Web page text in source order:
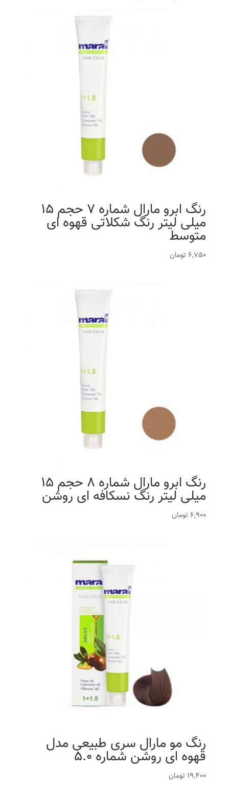
رنگ ابرو مارال شماره 7 حجم 15
میلی لیتر رنگ شکلاتی قهوه ای
متوسط
6,750 تومان
رنگ ابرو مارال شماره 8 حجم 15
میلی لیتر رنگ نسکافه ای روشن
6,900 تومان
رنگ مو مارال سری طبیعی مدل
قهوه ای روشن شماره 5.0
19,400 تومان